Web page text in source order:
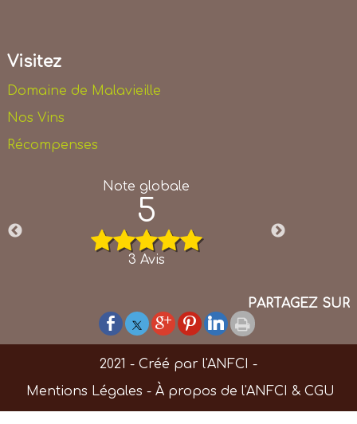
Visitez
Domaine de Malavieille
Nos Vins
Récompenses
5
3 Avis
PARTAGEZ SUR
2021 - Créé par l'ANFCI -
Mentions Légales - À propos de l'ANFCI & CGU